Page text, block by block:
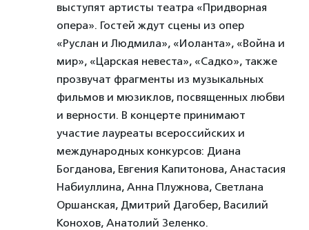
выступят артисты театра «Придворная
опера». Гостей ждут сцены из опер
«Руслан и Людмила», «Иоланта», «Война и
мир», «Царская невеста», «Садко», также
прозвучат фрагменты из музыкальных
фильмов и мюзиклов, посвященных любви
и верности. В концерте принимают
участие лауреаты всероссийских и
международных конкурсов: Диана
Богданова, Евгения Капитонова, Анастасия
Набиуллина, Анна Плужнова, Светлана
Оршанская, Дмитрий Дагобер, Василий
Конохов, Анатолий Зеленко.